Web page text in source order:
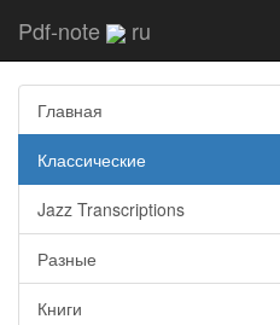
Pdf-note ru
Главная
Классические
Jazz Transcriptions
Разные
Книги